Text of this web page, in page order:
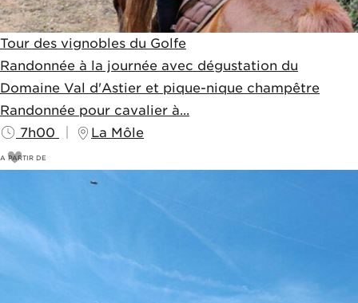
Tour des vignobles du Golfe
Randonnée à la journée avec dégustation du
Domaine Val d'Astier et pique-nique champêtre
Randonnée pour cavalier à...
7h00
La Môle
A PARTIR DE